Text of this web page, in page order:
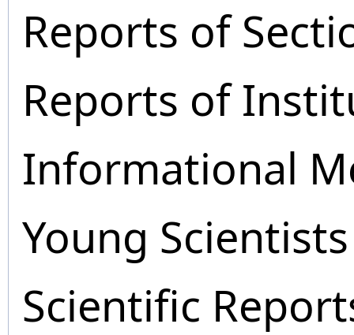
Reports of
Reports of
Informational
Young
Scientific